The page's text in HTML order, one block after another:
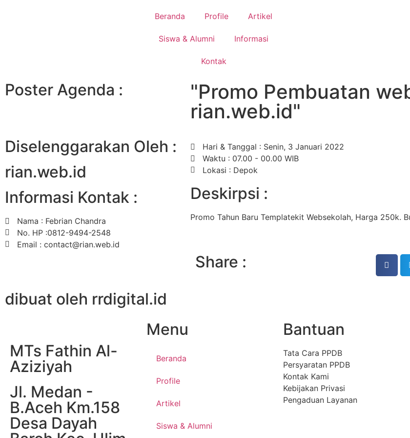
Beranda Profile Artikel
Siswa & Alumni Informasi
Kontak
Poster Agenda :
Diselenggarakan Oleh :
rian.web.id
Informasi Kontak :
Nama : Febrian Chandra
No. HP :0812-9494-2548
Email : contact@rian.web.id
"Promo Pembuatan
rian.web.id"
Hari & Tanggal : Senin, 3 Januari 2022
Waktu : 07.00 - 00.00 WIB
Lokasi : Depok
Deskirpsi :
Promo Tahun Baru Templatekit Websekolah, Harga 250k.
Share :
dibuat oleh rrdigital.id
MTs Fathin Al-
Aziziyah
Jl. Medan -
B.Aceh Km.158
Desa Dayah
Menu
Beranda
Profile
Artikel
Siswa & Alumni
Bantuan
Tata Cara PPDB
Persyaratan PPDB
Kontak Kami
Kebijakan Privasi
Pengaduan Layanan